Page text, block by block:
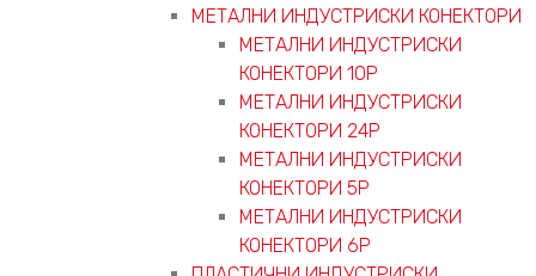
МЕТАЛНИ ИНДУСТРИСКИ КОНЕКТОРИ
МЕТАЛНИ ИНДУСТРИСКИ
КОНЕКТОРИ 10P
МЕТАЛНИ ИНДУСТРИСКИ
КОНЕКТОРИ 24P
МЕТАЛНИ ИНДУСТРИСКИ
КОНЕКТОРИ 5P
МЕТАЛНИ ИНДУСТРИСКИ
КОНЕКТОРИ 6P